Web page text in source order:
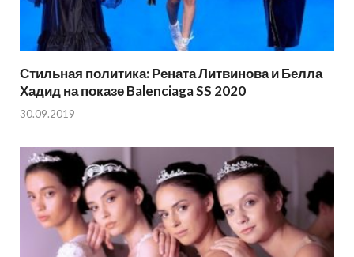
Стильная политика: Рената Литвинова и Белла
Хадид на показе Balenciaga SS 2020
30.09.2019